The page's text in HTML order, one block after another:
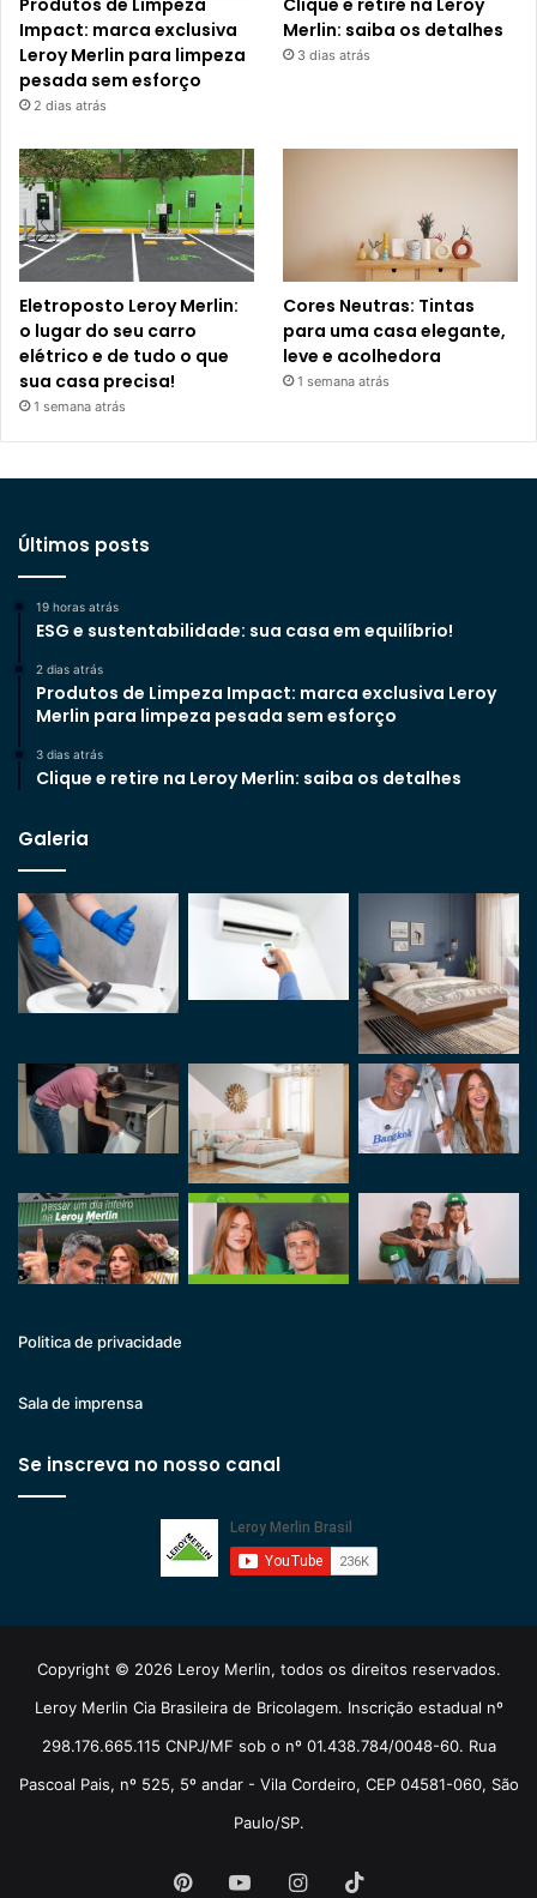
Produtos de Limpeza
Impact: marca exclusiva
Leroy Merlin para limpeza
pesada sem esforço
2 dias atrás
Clique e retire na Leroy
Merlin: saiba os detalhes
3 dias atrás
Eletroposto Leroy Merlin:
o lugar do seu carro
elétrico e de tudo o que
sua casa precisa!
1 semana atrás
Cores Neutras: Tintas
para uma casa elegante,
leve e acolhedora
1 semana atrás
Últimos posts
19 horas atrás
ESG e sustentabilidade: sua casa em equilíbrio!
2 dias atrás
Produtos de Limpeza Impact: marca exclusiva Leroy
Merlin para limpeza pesada sem esforço
3 dias atrás
Clique e retire na Leroy Merlin: saiba os detalhes
Galeria
Politica de privacidade
Sala de imprensa
Se inscreva no nosso canal
Copyright © 2026 Leroy Merlin, todos os direitos reservados.
Leroy Merlin Cia Brasileira de Bricolagem. Inscrição estadual nº
298.176.665.115 CNPJ/MF sob o nº 01.438.784/0048-60. Rua
Pascoal Pais, nº 525, 5º andar - Vila Cordeiro, CEP 04581-060, São
Paulo/SP.
PinterestYouTubeInstagram